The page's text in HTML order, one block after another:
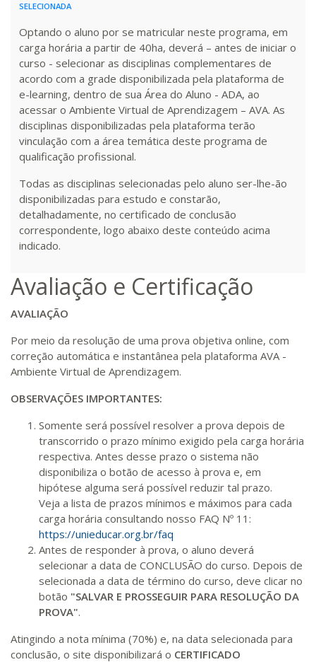
SELECIONADA
Optando o aluno por se matricular neste programa, em
carga horária a partir de 40ha, deverá – antes de iniciar o
curso - selecionar as disciplinas complementares de
acordo com a grade disponibilizada pela plataforma de
e-learning, dentro de sua Área do Aluno - ADA, ao
acessar o Ambiente Virtual de Aprendizagem – AVA. As
disciplinas disponibilizadas pela plataforma terão
vinculação com a área temática deste programa de
qualificação profissional.
Todas as disciplinas selecionadas pelo aluno ser-lhe-ão
disponibilizadas para estudo e constarão,
detalhadamente, no certificado de conclusão
correspondente, logo abaixo deste conteúdo acima
indicado.
Avaliação e Certificação
AVALIAÇÃO
Por meio da resolução de uma prova objetiva online, com
correção automática e instantânea pela plataforma AVA -
Ambiente Virtual de Aprendizagem.
OBSERVAÇÕES IMPORTANTES:
Somente será possível resolver a prova depois de
transcorrido o prazo mínimo exigido pela carga horária
respectiva. Antes desse prazo o sistema não
disponibiliza o botão de acesso à prova e, em
hipótese alguma será possível reduzir tal prazo.
Veja a lista de prazos mínimos e máximos para cada
carga horária consultando nosso FAQ Nº 11:
https://unieducar.org.br/faq
Antes de responder à prova, o aluno deverá
selecionar a data de CONCLUSÃO do curso. Depois de
selecionada a data de término do curso, deve clicar no
botão "SALVAR E PROSSEGUIR PARA RESOLUÇÃO DA
PROVA".
Atingindo a nota mínima (70%) e, na data selecionada para
conclusão, o site disponibilizará o CERTIFICADO